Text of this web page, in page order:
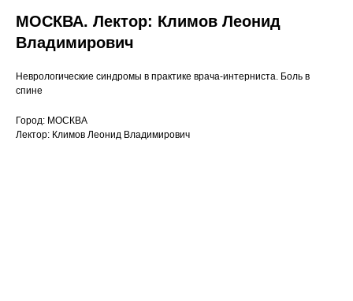
МОСКВА. Лектор: Климов Леонид
Владимирович
Неврологические синдромы в практике врача-интерниста. Боль в
спине
Город: МОСКВА
Лектор: Климов Леонид Владимирович